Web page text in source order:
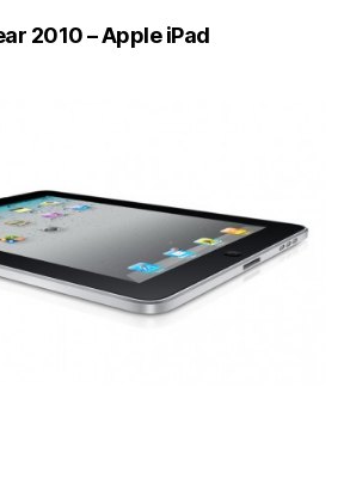
2010 – Apple iPad